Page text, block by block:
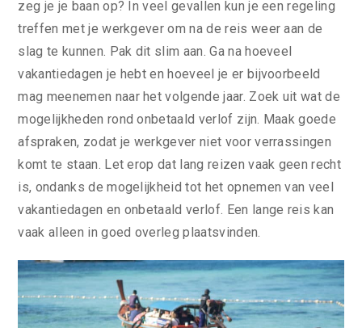
zeg je je baan op? In veel gevallen kun je een regeling
treffen met je werkgever om na de reis weer aan de
slag te kunnen. Pak dit slim aan. Ga na hoeveel
vakantiedagen je hebt en hoeveel je er bijvoorbeeld
mag meenemen naar het volgende jaar. Zoek uit wat de
mogelijkheden rond onbetaald verlof zijn. Maak goede
afspraken, zodat je werkgever niet voor verrassingen
komt te staan. Let erop dat lang reizen vaak geen recht
is, ondanks de mogelijkheid tot het opnemen van veel
vakantiedagen en onbetaald verlof. Een lange reis kan
vaak alleen in goed overleg plaatsvinden.